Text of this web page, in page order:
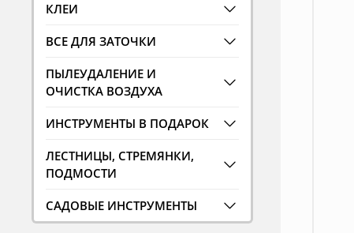
КЛЕИ
ВСЕ ДЛЯ ЗАТОЧКИ
ПЫЛЕУДАЛЕНИЕ И
ОЧИСТКА ВОЗДУХА
ИНСТРУМЕНТЫ В ПОДАРОК
ЛЕСТНИЦЫ, СТРЕМЯНКИ,
ПОДМОСТИ
САДОВЫЕ ИНСТРУМЕНТЫ